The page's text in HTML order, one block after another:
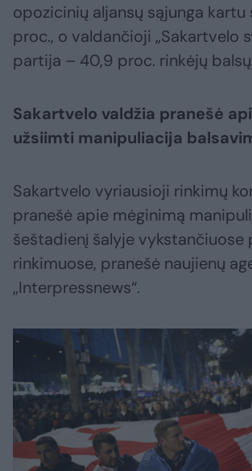
opozicinių aljansų sąjunga kartu
proc., o valdančioji „Sakartvelo
partija – 40,9 proc. rinkėjų
Sakartvelo valdžia pranešė
užsiimti manipuliacija
Sakartvelo vyriausioji rinkimų
pranešė apie mėginimą
šeštadienį šalyje vykstančiuose
rinkimuose, pranešė naujienų
„Interpressnews“.